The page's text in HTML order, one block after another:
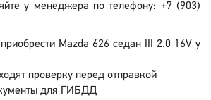
у менеджера по телефону: +7 (903)
Mazda 626 седан III 2.0 16V у
проверку перед отправкой
для ГИБДД